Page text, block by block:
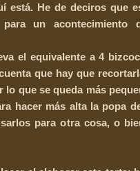
está. He de deciros que
un acontecimiento
el equivalente a 4
que hay que
lo que se queda más
hacer más alta la popa
para otra cosa, o